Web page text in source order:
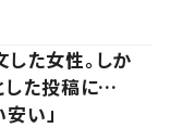
た女性。しか
した投稿に…
い」